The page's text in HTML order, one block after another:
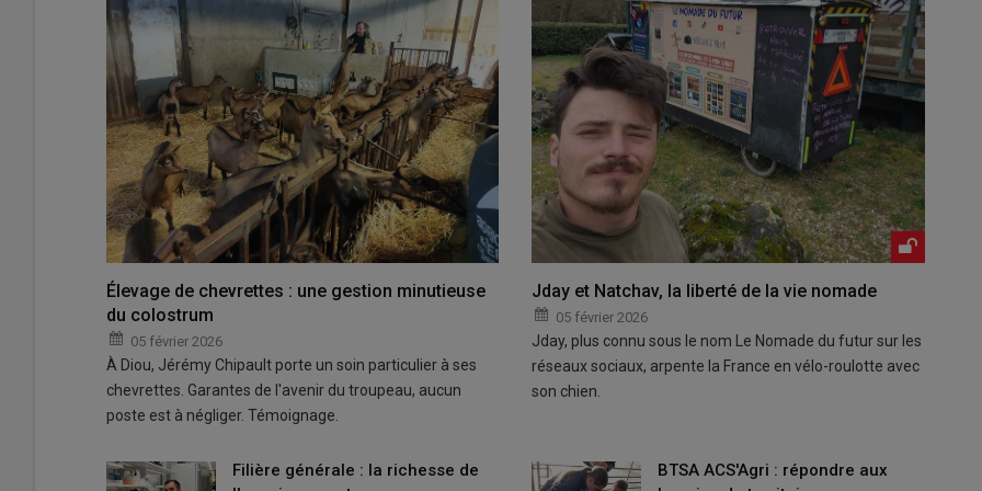
Élevage de chevrettes : une gestion minutieuse
du colostrum
05 février 2026
À Diou, Jérémy Chipault porte un soin particulier à ses
chevrettes. Garantes de l'avenir du troupeau, aucun
poste est à négliger. Témoignage.
Jday et Natchav, la liberté de la vie nomade
05 février 2026
Jday, plus connu sous le nom Le Nomade du futur sur les
réseaux sociaux, arpente la France en vélo-roulotte avec
son chien.
Filière générale : la richesse de
BTSA ACS'Agri : répondre aux